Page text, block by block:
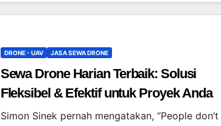
DRONE - UAV JASA SEWA DRONE
Sewa Drone Harian Terbaik: Solusi
Fleksibel & Efektif untuk Proyek Anda
Simon Sinek pernah mengatakan, “People don’t